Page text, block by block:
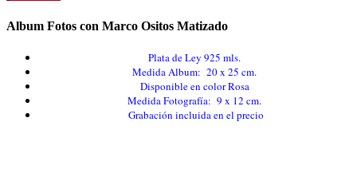
Album Fotos con Marco Ositos Matizado
Plata de Ley 925 mls.
Medida Album: 20 x 25 cm.
Disponible en color Rosa
Medida Fotografía: 9 x 12 cm.
Grabación incluida en el precio